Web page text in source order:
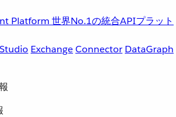
Platform 世界No.1の統合APIプラット
Studio ExchangeConnector DataGraph